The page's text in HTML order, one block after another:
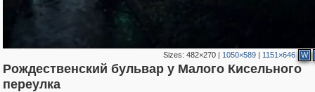
Sizes: 482×270| 1050×589| 1151×646 W
Рождественский бульвар у Малого Кисельного
переулка1,407,325
319,882